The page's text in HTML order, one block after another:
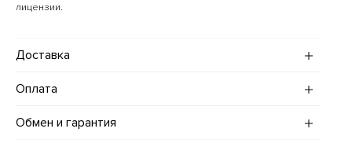
лицензии.
Доставка
пределах МКАД и КАД):
рублей.
Оплата
а также с помощью сервиса "Долями".
Обмен и гарантия